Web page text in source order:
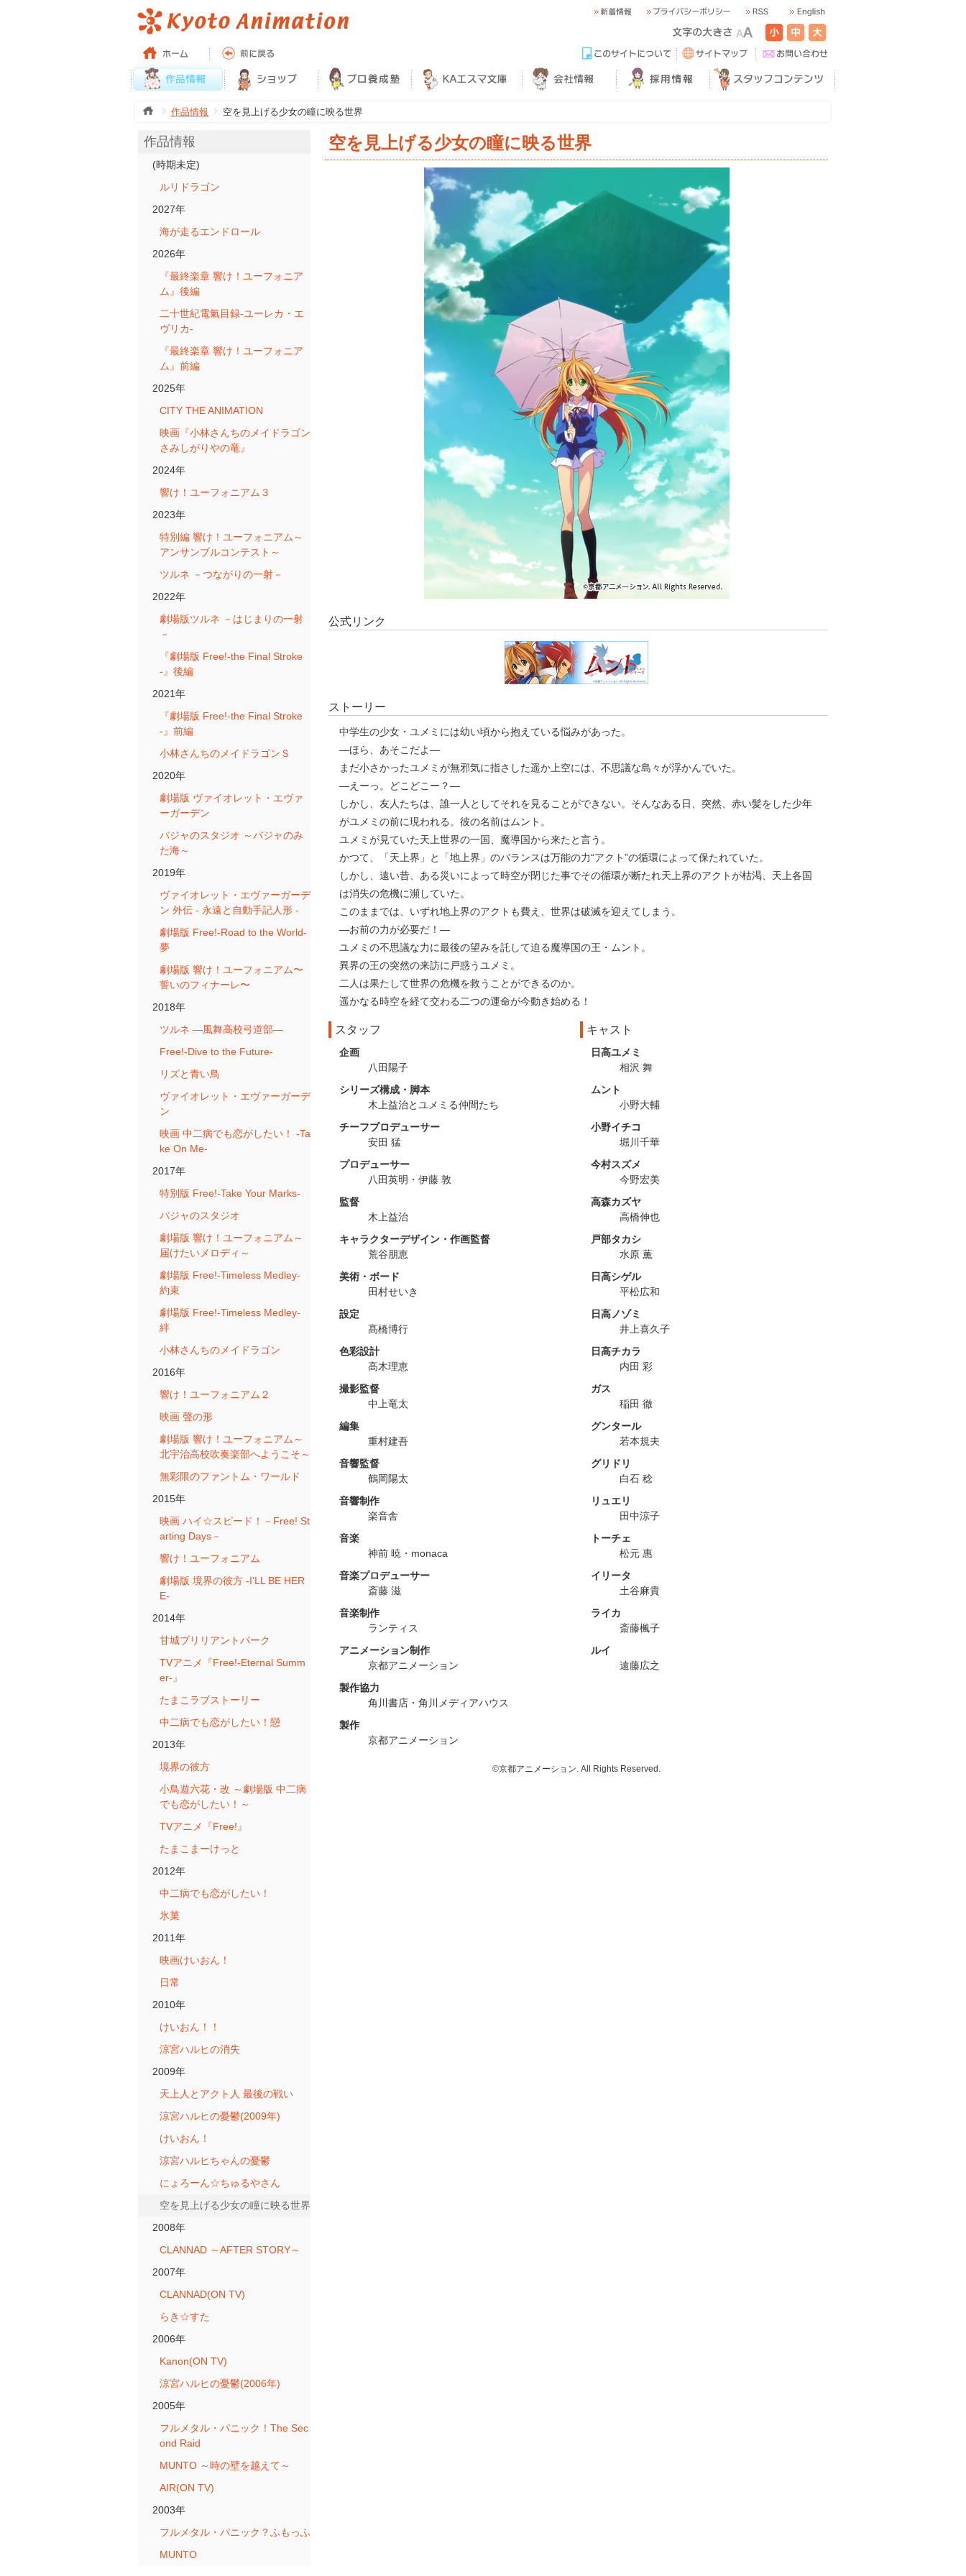
作品情報 空を見上げる少女の瞳に映る世界
作品情報
(時期未定)
ルリドラゴン
2027年
海が走るエンドロール
2026年
『最終楽章 響け！ユーフォニア
ム』後編
二十世紀電氣目録-ユーレカ・エ
ヴリカ-
『最終楽章 響け！ユーフォニア
ム』前編
2025年
CITY THE ANIMATION
映画『小林さんちのメイドラゴン
さみしがりやの竜』
2024年
響け！ユーフォニアム３
2023年
特別編 響け！ユーフォニアム～
アンサンブルコンテスト～
ツルネ －つながりの一射－
2022年
劇場版ツルネ －はじまりの一射
－
『劇場版 Free!-the Final Stroke
-』後編
2021年
『劇場版 Free!-the Final Stroke
-』前編
小林さんちのメイドラゴンＳ
2020年
劇場版 ヴァイオレット・エヴァ
ーガーデン
バジャのスタジオ ～バジャのみ
た海～
2019年
ヴァイオレット・エヴァーガーデ
ン 外伝 - 永遠と自動手記人形 -
劇場版 Free!-Road to the World-
夢
劇場版 響け！ユーフォニアム〜
誓いのフィナーレ〜
2018年
ツルネ ―風舞高校弓道部―
Free!-Dive to the Future-
リズと青い鳥
ヴァイオレット・エヴァーガーデ
ン
映画 中二病でも恋がしたい！ -Ta
ke On Me-
2017年
特別版 Free!-Take Your Marks-
バジャのスタジオ
劇場版 響け！ユーフォニアム～
届けたいメロディ～
劇場版 Free!-Timeless Medley-
約束
劇場版 Free!-Timeless Medley-
絆
小林さんちのメイドラゴン
2016年
響け！ユーフォニアム２
映画 聲の形
劇場版 響け！ユーフォニアム～
北宇治高校吹奏楽部へようこそ～
無彩限のファントム・ワールド
2015年
映画 ハイ☆スピード！－Free! St
arting Days－
響け！ユーフォニアム
劇場版 境界の彼方 -I'LL BE HER
E-
2014年
甘城ブリリアントパーク
TVアニメ『Free!-Eternal Summ
er-』
たまこラブストーリー
中二病でも恋がしたい！戀
2013年
境界の彼方
小鳥遊六花・改 ～劇場版 中二病
でも恋がしたい！～
TVアニメ『Free!』
たまこまーけっと
2012年
中二病でも恋がしたい！
氷菓
2011年
映画けいおん！
日常
2010年
けいおん！！
涼宮ハルヒの消失
2009年
天上人とアクト人 最後の戦い
涼宮ハルヒの憂鬱(2009年)
けいおん！
涼宮ハルヒちゃんの憂鬱
にょろーん☆ちゅるやさん
空を見上げる少女の瞳に映る世界
2008年
CLANNAD ～AFTER STORY～
2007年
CLANNAD(ON TV)
らき☆すた
2006年
Kanon(ON TV)
涼宮ハルヒの憂鬱(2006年)
2005年
フルメタル・パニック！The Sec
ond Raid
MUNTO ～時の壁を越えて～
AIR(ON TV)
2003年
フルメタル・パニック？ふもっふ
MUNTO
空を見上げる少女の瞳に映る世界
公式リンク
ストーリー
中学生の少女・ユメミには幼い頃から抱えている悩みがあった。
―ほら、あそこだよ―
まだ小さかったユメミが無邪気に指さした遥か上空には、不思議な島々が浮かんでいた。
―えーっ。どこどこー？―
しかし、友人たちは、誰一人としてそれを見ることができない。そんなある日、突然、赤い髪をした少年
がユメミの前に現われる。彼の名前はムント。
ユメミが見ていた天上世界の一国、魔導国から来たと言う。
かつて、「天上界」と「地上界」のバランスは万能の力“アクト”の循環によって保たれていた。
しかし、遠い昔、ある災いによって時空が閉じた事でその循環が断たれ天上界のアクトが枯渇、天上各国
は消失の危機に瀕していた。
このままでは、いずれ地上界のアクトも費え、世界は破滅を迎えてしまう。
―お前の力が必要だ！―
ユメミの不思議な力に最後の望みを託して迫る魔導国の王・ムント。
異界の王の突然の来訪に戸惑うユメミ。
二人は果たして世界の危機を救うことができるのか。
遥かなる時空を経て交わる二つの運命が今動き始める！
スタッフ
企画
八田陽子
シリーズ構成・脚本
木上益治とユメミる仲間たち
チーフプロデューサー
安田 猛
プロデューサー
八田英明・伊藤 敦
監督
木上益治
キャラクターデザイン・作画監督
荒谷朋恵
美術・ボード
田村せいき
設定
髙橋博行
色彩設計
高木理恵
撮影監督
中上竜太
編集
重村建吾
音響監督
鶴岡陽太
音響制作
楽音舎
音楽
神前 暁・monaca
音楽プロデューサー
斎藤 滋
音楽制作
ランティス
アニメーション制作
京都アニメーション
製作協力
角川書店・角川メディアハウス
製作
京都アニメーション
キャスト
日高ユメミ
相沢 舞
ムント
小野大輔
小野イチコ
堀川千華
今村スズメ
今野宏美
高森カズヤ
高橋伸也
戸部タカシ
水原 薫
日高シゲル
平松広和
日高ノゾミ
井上喜久子
日高チカラ
内田 彩
ガス
稲田 徹
グンタール
若本規夫
グリドリ
白石 稔
リュエリ
田中涼子
トーチェ
松元 惠
イリータ
土谷麻貴
ライカ
斎藤楓子
ルイ
遠藤広之
©京都アニメーション. All Rights Reserved.